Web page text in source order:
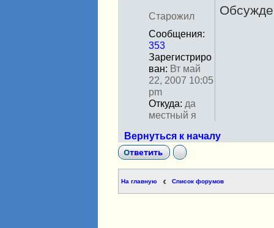
Старожил
Сообщения:
353
Зарегистриро
ван: Вт май
22, 2007 10:05
pm
Откуда: да
местный я
Вернуться к началу
Ответить
На главную Список форумов